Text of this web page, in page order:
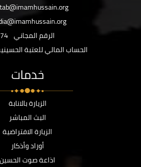
الرقم المجاني
الحساب المالي للعتبة
خدمات
الزيارة بالانابة
البث المباشر
الزيارة الافتراضية
أوراد وأذكار
اذاعة صوت الحسين